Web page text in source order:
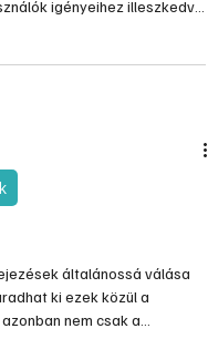
hőszivattyúkkal. Az
igényeihez illeszkedve
általánossá válása